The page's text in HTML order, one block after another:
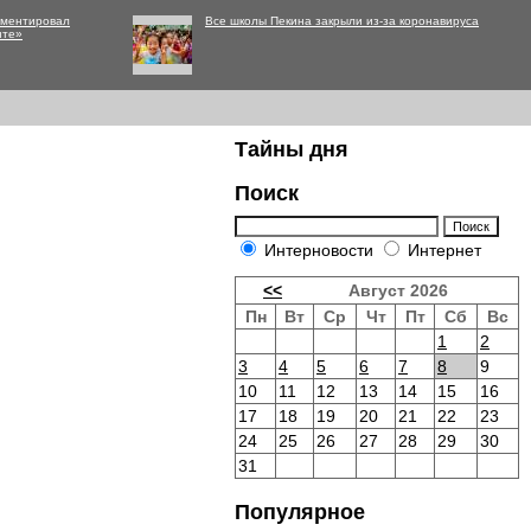
Все школы Пекина закрыли из-за коронавируса
Тайны дня
Поиск
Интерновости Интернет
<<
Август 2026
Пн
Вт Ср Чт Пт Сб
Вс
1
2
3
4 5 6 7 8
9
10
11 12 13 14 15
16
17
18 19 20 21 22
23
24
25 26 27 28 29
30
31
Популярное